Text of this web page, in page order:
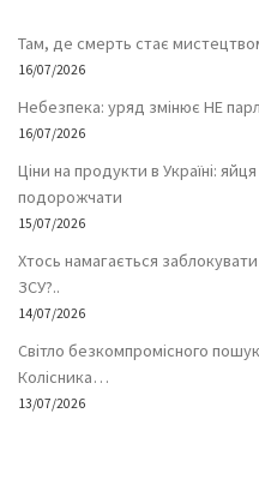
Там, де смерть стає
16/07/2026
Небезпека: уряд змінює НЕ
16/07/2026
Ціни на продукти в Україні:
подорожчати
15/07/2026
Хтось намагається
ЗСУ?..
14/07/2026
Світло безкомпромісного
Колісника…
13/07/2026